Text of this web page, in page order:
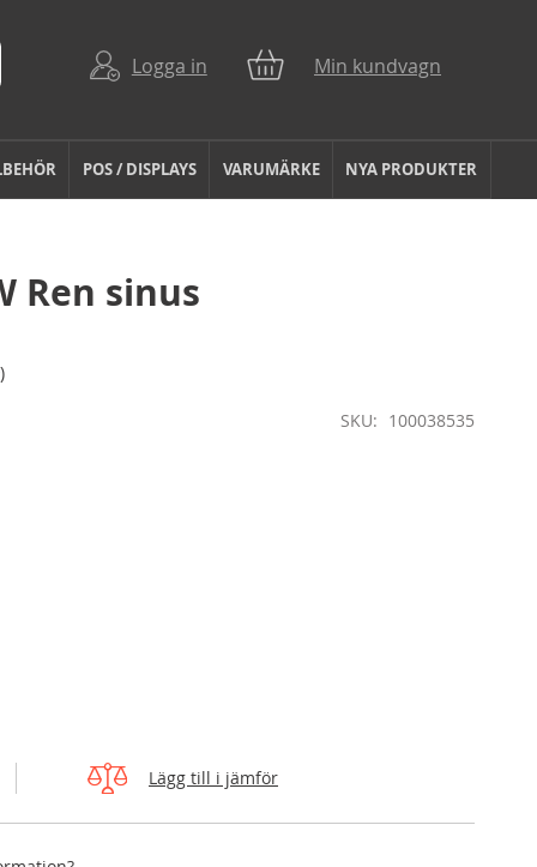
Logga in Min kundvagn
POS / DISPLAYS VARUMÄRKE NYA PRODUKTER
Ren sinus
Lägg till i jämför
SKU 100038535